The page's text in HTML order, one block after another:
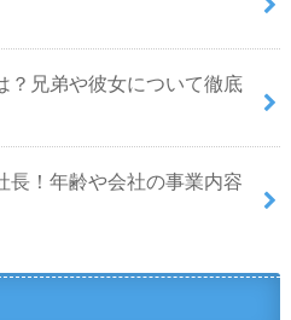
？兄弟や彼女について徹底
！年齢や会社の事業内容